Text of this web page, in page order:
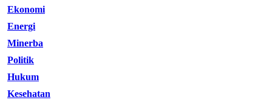
Ekonomi
Energi
Minerba
Politik
Hukum
Kesehatan